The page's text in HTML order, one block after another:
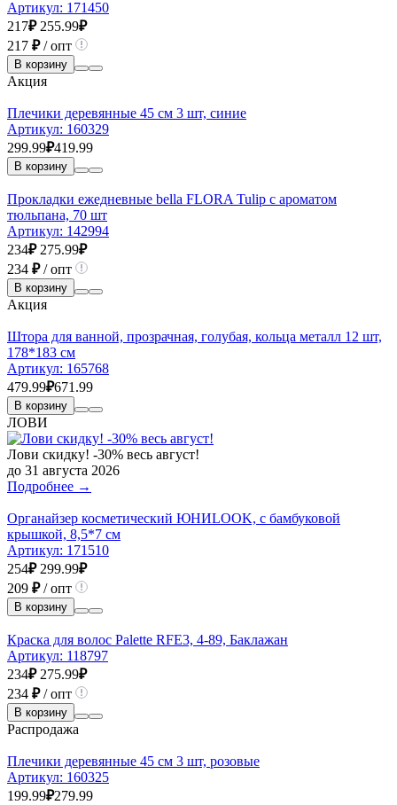
Артикул: 171450
217₽ 255.99₽
217 ₽/ опт
В корзину
Акция
Плечики деревянные 45 см 3 шт, синие
Артикул: 160329
299.99₽419.99
В корзину
Прокладки ежедневные bella FLORA Tulip с ароматом
тюльпана, 70 шт
Артикул: 142994
234₽ 275.99₽
234 ₽/ опт
В корзину
Акция
Штора для ванной, прозрачная, голубая, кольца металл 12 шт,
178*183 см
Артикул: 165768
479.99₽671.99
В корзину
ЛОВИ
Лови скидку! -30% весь август!
до 31 августа 2026
Подробнее →
Органайзер косметический ЮНИLOOK, с бамбуковой
крышкой, 8,5*7 см
Артикул: 171510
254₽ 299.99₽
209 ₽/ опт
В корзину
Краска для волос Palette RFE3, 4-89, Баклажан
Артикул: 118797
234₽ 275.99₽
234 ₽/ опт
В корзину
Распродажа
Плечики деревянные 45 см 3 шт, розовые
Артикул: 160325
199.99₽279.99